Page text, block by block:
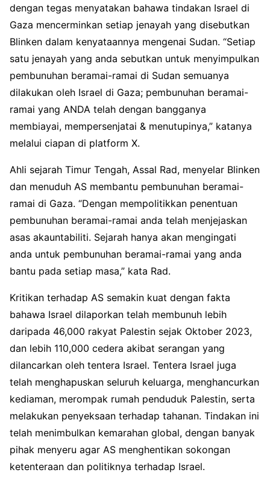
dengan tegas menyatakan bahawa tindakan Israel di
Gaza mencerminkan setiap jenayah yang disebutkan
Blinken dalam kenyataannya mengenai Sudan. “Setiap
satu jenayah yang anda sebutkan untuk menyimpulkan
pembunuhan beramai-ramai di Sudan semuanya
dilakukan oleh Israel di Gaza; pembunuhan beramai-
ramai yang ANDA telah dengan bangganya
membiayai, mempersenjatai & menutupinya,” katanya
melalui ciapan di platform X.
Ahli sejarah Timur Tengah, Assal Rad, menyelar Blinken
dan menuduh AS membantu pembunuhan beramai-
ramai di Gaza. “Dengan mempolitikkan penentuan
pembunuhan beramai-ramai anda telah menjejaskan
asas akauntabiliti. Sejarah hanya akan mengingati
anda untuk pembunuhan beramai-ramai yang anda
bantu pada setiap masa,” kata Rad.
Kritikan terhadap AS semakin kuat dengan fakta
bahawa Israel dilaporkan telah membunuh lebih
daripada 46,000 rakyat Palestin sejak Oktober 2023,
dan lebih 110,000 cedera akibat serangan yang
dilancarkan oleh tentera Israel. Tentera Israel juga
telah menghapuskan seluruh keluarga, menghancurkan
kediaman, merompak rumah penduduk Palestin, serta
melakukan penyeksaan terhadap tahanan. Tindakan ini
telah menimbulkan kemarahan global, dengan banyak
pihak menyeru agar AS menghentikan sokongan
ketenteraan dan politiknya terhadap Israel.